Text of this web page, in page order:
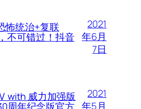
怖统治+复联
不可错过！抖音
2021
年6月
7日
with 威力加强版
周年纪念版官方
2021
年5月